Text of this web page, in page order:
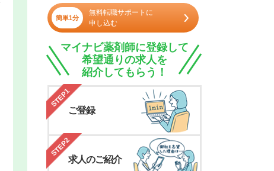
簡単1分
無料転職サポートに
申し込む
マイナビ薬剤師に登録して
希望通りの求人を
紹介してもらう！
STEP1
ご登録
STEP2
求人のご紹介